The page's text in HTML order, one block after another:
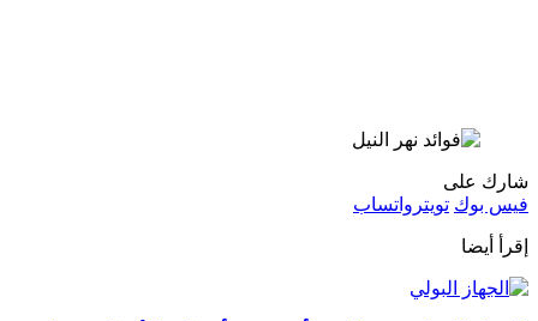
شارك على
فيس بوك تويتر واتساب
إقرأ أيضا